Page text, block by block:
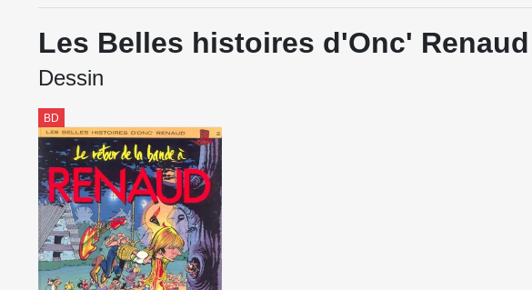
Les Belles histoires d'Onc' Renaud
Dessin
BD